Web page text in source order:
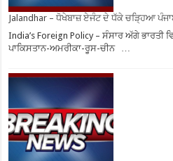
Jalandhar – ਧੋਖੇਬਾਜ਼ ਏਜੰਟ ਦੇ ਧੱਕੇ ਚੜ੍ਹਿਆ
India’s Foreign Policy – ਸੰਸਾਰ ਅੱਗੇ ਭਾਰਤੀ
ਪਾਕਿਸਤਾਨ-ਅਮਰੀਕਾ-ਰੂਸ-ਚੀਨ …